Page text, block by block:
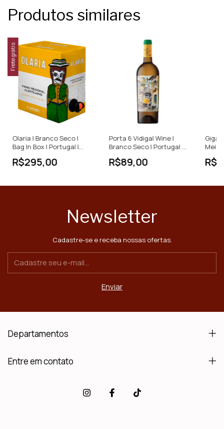
Produtos similares
Frete grátis
Olaria | Branco Seco |
Bag In Box | Portugal |
5lts
R$295,00
Porta 6 Vidigal Wine |
Branco Seco | Portugal |
750ml
R$89,00
Meio
250ml
Newsletter
Cadastre-se e receba nossas ofertas.
Departamentos
Entre em contato